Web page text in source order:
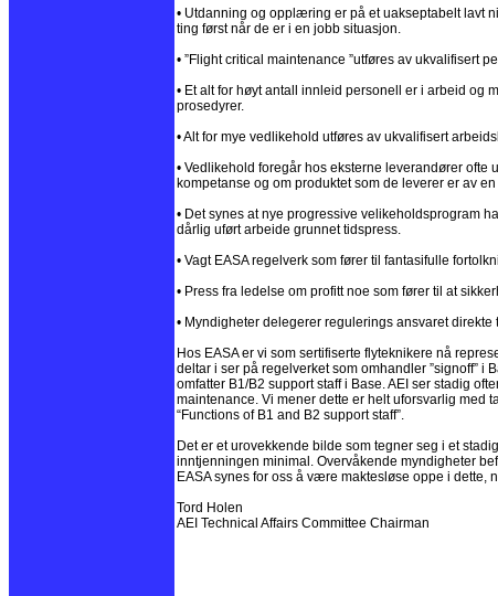
• Utdanning og opplæring er på et uakseptabelt lavt
ting først når de er i en jobb situasjon.
• ”Flight critical maintenance ”utføres av ukvalifisert
• Et alt for høyt antall innleid personell er i arbeid og
prosedyrer.
• Alt for mye vedlikehold utføres av ukvalifisert
• Vedlikehold foregår hos eksterne leverandører
kompetanse og om produktet som de leverer er av
• Det synes at nye progressive velikeholdsprogram
dårlig uført arbeide grunnet tidspress.
• Vagt EASA regelverk som fører til fantasifulle
• Press fra ledelse om profitt noe som fører til at
• Myndigheter delegerer regulerings ansvaret
Hos EASA er vi som sertifiserte flyteknikere nå
deltar i ser på regelverket som omhandler ”signoff”
omfatter B1/B2 support staff i Base. AEI ser stadig
maintenance. Vi mener dette er helt uforsvarlig med
“Functions of B1 and B2 support staff”.
Det er et urovekkende bilde som tegner seg i et
inntjenningen minimal. Overvåkende myndigheter
EASA synes for oss å være maktesløse oppe i dette,
Tord Holen
AEI Technical Affairs Committee Chairman